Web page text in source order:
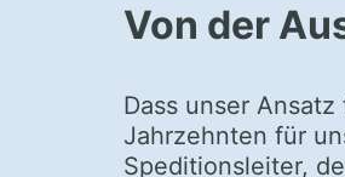
Von der
Dass unser
Jahrzehnten für
Speditionsleiter,